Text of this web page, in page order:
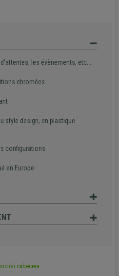
les évènements, etc...
chromées
style design, en plastique
configurations
en Europe